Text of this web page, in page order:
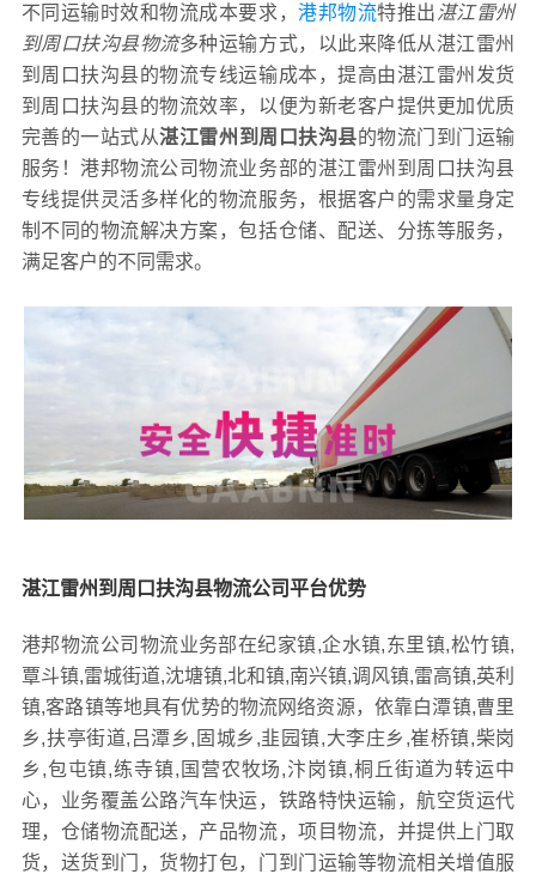
不同运输时效和物流成本要求，港邦物流特推出 湛江雷州
到周口扶沟县物流多种运输方式，以此来降低从湛江雷州
到周口扶沟县的物流专线运输成本，提高由湛江雷州发货
到周口扶沟县的物流效率，以便为新老客户提供更加优质
完善的一站式从湛江雷州到周口扶沟县的物流门到门运输
服务！港邦物流公司物流业务部的湛江雷州到周口扶沟县
专线提供灵活多样化的物流服务，根据客户的需求量身定
制不同的物流解决方案，包括仓储、配送、分拣等服务，
满足客户的不同需求。
湛江雷州到周口扶沟县物流公司平台优势
港邦物流公司物流业务部在纪家镇,企水镇,东里镇,松竹镇,
覃斗镇,雷城街道,沈塘镇,北和镇,南兴镇,调风镇,雷高镇,英利
镇,客路镇等地具有优势的物流网络资源，依靠白潭镇,曹里
乡,扶亭街道,吕潭乡,固城乡,韭园镇,大李庄乡,崔桥镇,柴岗
乡,包屯镇,练寺镇,国营农牧场,汴岗镇,桐丘街道为转运中
心，业务覆盖公路汽车快运，铁路特快运输，航空货运代
理，仓储物流配送，产品物流，项目物流，并提供上门取
货，送货到门，货物打包，门到门运输等物流相关增值服